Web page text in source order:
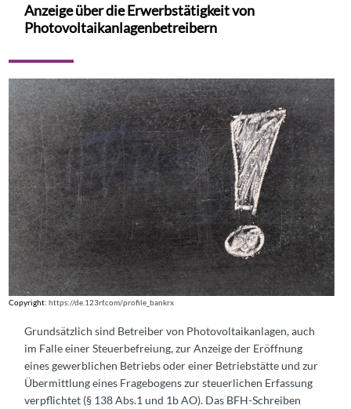
Anzeige über die Erwerbstätigkeit von
Photovoltaikanlagenbetreibern
Copyright:https://de.123rf.com/profile_bankrx
Grundsätzlich sind Betreiber von Photovoltaikanlagen, auch
im Falle einer Steuerbefreiung, zur Anzeige der Eröffnung
eines gewerblichen Betriebs oder einer Betriebstätte und zur
Übermittlung eines Fragebogens zur steuerlichen Erfassung
verpflichtet (§ 138 Abs.1 und 1b AO). Das BFH-Schreiben